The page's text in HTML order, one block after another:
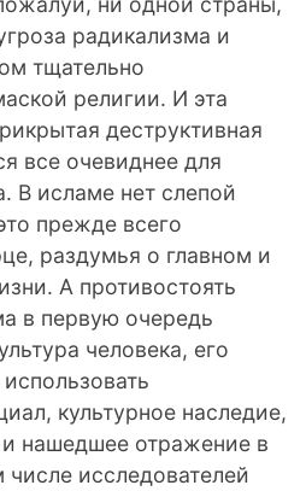
радикализма и
тщательно
религии. И эта
деструктивная
все очевиднее для
В исламе нет слепой
прежде всего
раздумья о главном и
А противостоять
в первую очередь
человека, его
культурное наследие,
нашедшее отражение в
исследователей